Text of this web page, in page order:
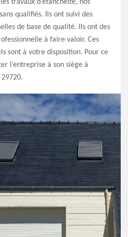
travaux d’étanchéité, nos
qualifiés. Ils ont suivi des
de base de qualité. Ils ont des
à faire valoir. Ces
sont à votre disposition. Pour ce
l’entreprise à son siège à